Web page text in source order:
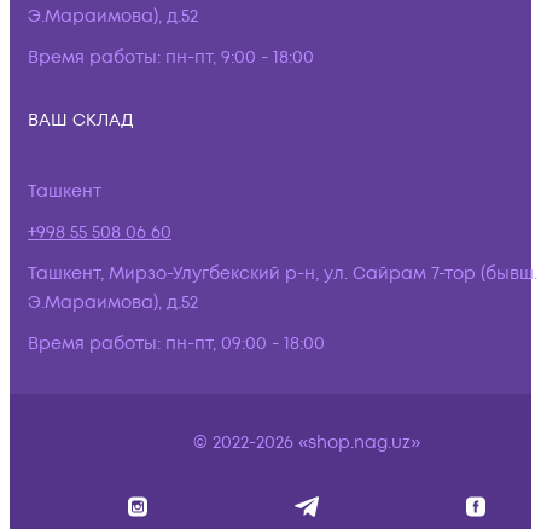
Э.Мараимова), д.52
Время работы: пн-пт, 9:00 - 18:00
ВАШ СКЛАД
Ташкент
+998 55 508 06 60
Ташкент, Мирзо-Улугбекский р-н, ул. Сайрам 7-тор (бывш.
Э.Мараимова), д.52
Время работы: пн-пт, 09:00 - 18:00
© 2022-2026 «shop.nag.uz»